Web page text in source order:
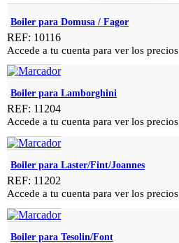
Boiler para Domusa / Fagor
REF: 10116
Accede a tu cuenta para ver los precios
Boiler para Lamborghini
REF: 11204
Accede a tu cuenta para ver los precios
Boiler para Laster/Fint/Joannes
REF: 11202
Accede a tu cuenta para ver los precios
Boiler para Tesolin/Font